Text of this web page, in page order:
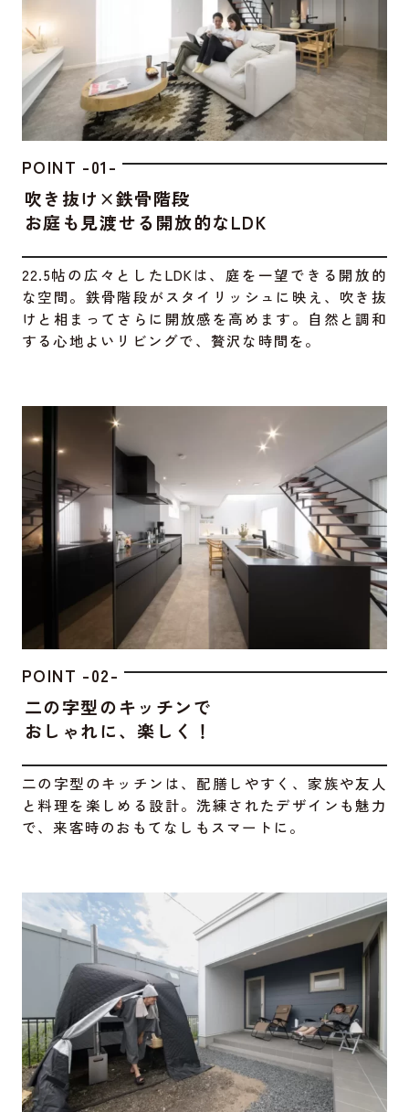
POINT -01-
吹き抜け×鉄骨階段
お庭も見渡せる開放的なLDK
22.5帖の広々としたLDKは、庭を一望できる開放的
な空間。鉄骨階段がスタイリッシュに映え、吹き抜
けと相まってさらに開放感を高めます。自然と調和
する心地よいリビングで、贅沢な時間を。
POINT -02-
二の字型のキッチンで
おしゃれに、楽しく！
二の字型のキッチンは、配膳しやすく、家族や友人
と料理を楽しめる設計。洗練されたデザインも魅力
で、来客時のおもてなしもスマートに。